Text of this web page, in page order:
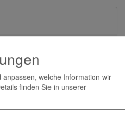
derwelche Information wir
finden Sie in unserer